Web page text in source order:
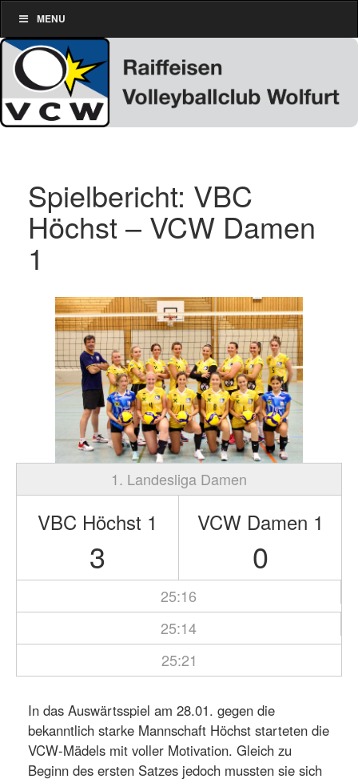
MENU
Spielbericht: VBC
Höchst – VCW Damen
1
1. Landesliga Damen
VBC Höchst 1 VCW Damen 1
3 0
25:16
25:14
25:21
In das Auswärtsspiel am 28.01. gegen die
bekanntlich starke Mannschaft Höchst starteten die
VCW-Mädels mit voller Motivation. Gleich zu
Beginn des ersten Satzes jedoch mussten sie sich